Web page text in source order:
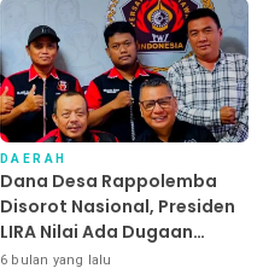
DAERAH
Dana Desa Rappolemba
Disorot Nasional, Presiden
LIRA Nilai Ada Dugaan
Abuse of Power
6 bulan yang lalu